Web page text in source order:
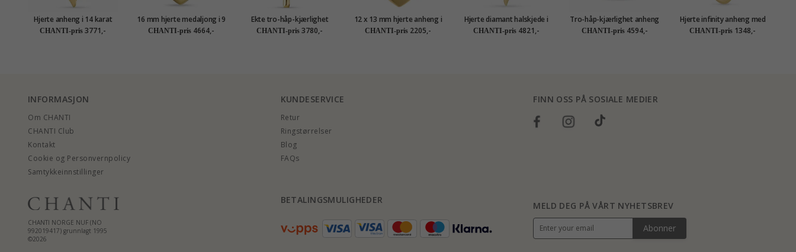
Hjerte anheng i 14 karat
gull - Gold Collection
CHANTI-pris 3771,-
16 mm hjerte medaljong i 9
karat gull
CHANTI-pris 4664,-
Ekte tro-håp-kjærlighet
anheng i 9 karat gull -
Amoré
CHANTI-pris 3780,-
12 x 13 mm hjerte anheng i
8 karat - Amoré
CHANTI-pris 2205,-
Hjerte diamant halskjede i
forgylt sølv med anheng i 8
karat - Gold Collection
CHANTI-pris 4821,-
Tro-håp-kjærlighet anheng
i 14 karat gull - Amoré
CHANTI-pris 4594,-
Hjerte infinity anheng med
halskjede i forgylt sølv
CHANTI-pris 1348,-
INFORMASJON
Om CHANTI
CHANTI Club
Kontakt
Cookie og Personvernpolicy
Samtykkeinnstillinger
KUNDESERVICE
Retur
Ringstørrelser
Blog
FAQs
FINN OSS PÅ SOSIALE MEDIER
CHANTI NORGE NUF (NO
992019417) grunnlagt 1995
©2026
BETALINGSMULIGHEDER
MELD DEG PÅ VÅRT NYHETSBREV
Abonner